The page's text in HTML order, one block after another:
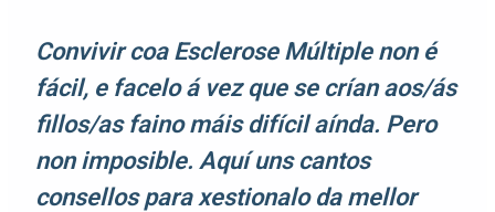
Convivir coa Esclerose Múltiple non é
fácil, e facelo á vez que se crían aos/ás
fillos/as faino máis difícil aínda. Pero
non imposible. Aquí uns cantos
consellos para xestionalo da mellor